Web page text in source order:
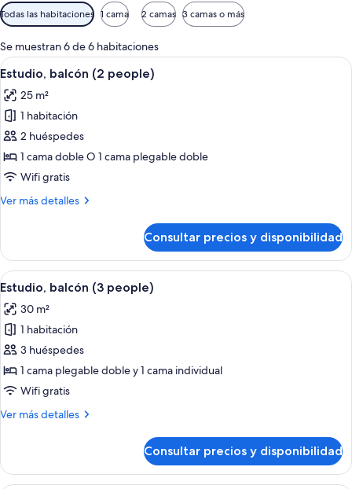
Filtros
disponibles
para
las
habitaciones
Todas las habitaciones 1 cama 2 camas 3 camas o más
Se muestran 6 de 6 habitaciones
Abrir
todas
las
fotos
de
Estudio,
balcón
people)
Un dormitorio moderno con
12
Estudio, balcón (2 people)
25 m²
1 habitación
2 huéspedes
1 cama doble O 1 cama plegable doble
Wifi gratis
Ver más detalles
Más
balcón
(2
people)
Consultar precios y disponibilidad
Abrir
todas
las
fotos
de
Estudio,
balcón
people)
Una habitación de hotel moderna
19
Estudio, balcón (3 people)
30 m²
1 habitación
3 huéspedes
1 cama plegable doble y 1 cama individual
Wifi gratis
Ver más detalles
Más
balcón
(3
Consultar precios y disponibilidad